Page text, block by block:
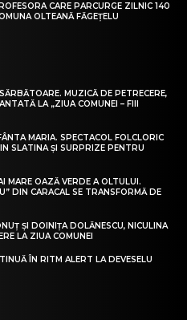
CARE PARCURGE ZILNIC 140
OLTEANĂ FĂGEȚELU
MUZICĂ DE PETRECERE,
LA „ZIUA COMUNEI – FIII
MARIA. SPECTACOL FOLCLORIC
SLATINA ȘI SURPRIZE PENTRU
MARE OAZĂ VERDE A OLTULUI.
DIN CARACAL SE TRANSFORMĂ DE
ȘI DOINIȚA DOLĂNESCU, NICULINA
LA ZIUA COMUNEI
ÎN RITM ALERT LA DEVESELU